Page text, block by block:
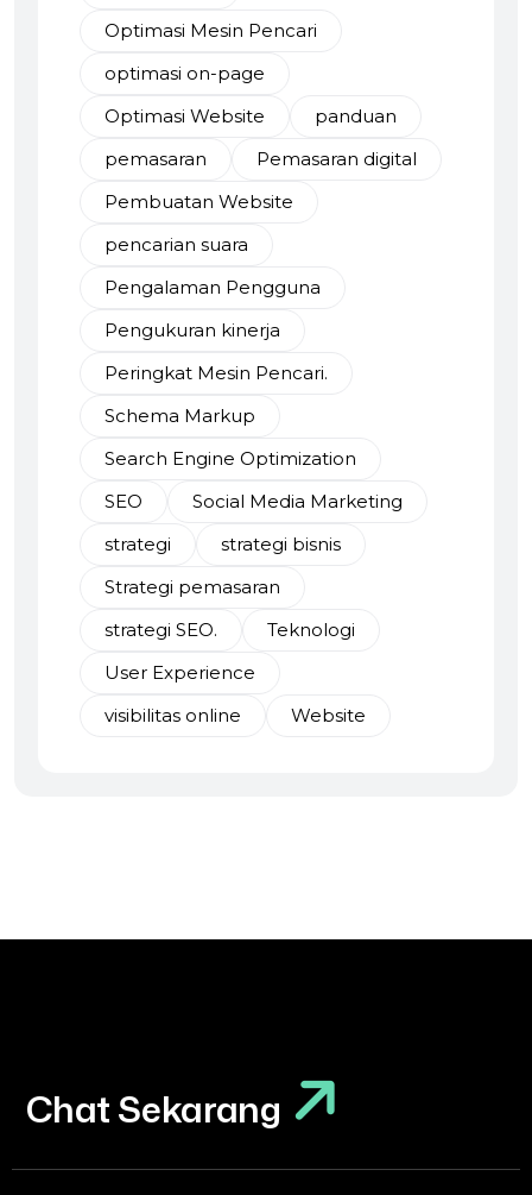
Optimasi Mesin Pencari
optimasi on-page
Optimasi Website
panduan
pemasaran
Pemasaran digital
Pembuatan Website
pencarian suara
Pengalaman Pengguna
Pengukuran kinerja
Peringkat Mesin Pencari.
Schema Markup
Search Engine Optimization
SEO
Social Media Marketing
strategi
strategi bisnis
Strategi pemasaran
strategi SEO.
Teknologi
User Experience
visibilitas online
Website
Chat Sekarang
Chat Sekarang